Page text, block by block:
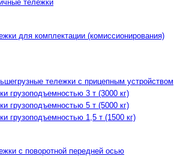
тележки
для комплектации (комиссионирования)
тележки с прицепным устройством
грузоподъемностью 3 т (3000 кг)
грузоподъемностью 5 т (5000 кг)
грузоподъемностью 1,5 т (1500 кг)
с поворотной передней осью